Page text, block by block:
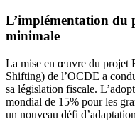
L’implémentation du
minimale
La mise en œuvre du projet
Shifting) de l’OCDE a
sa législation fiscale.
mondial de 15% pour les
un nouveau défi